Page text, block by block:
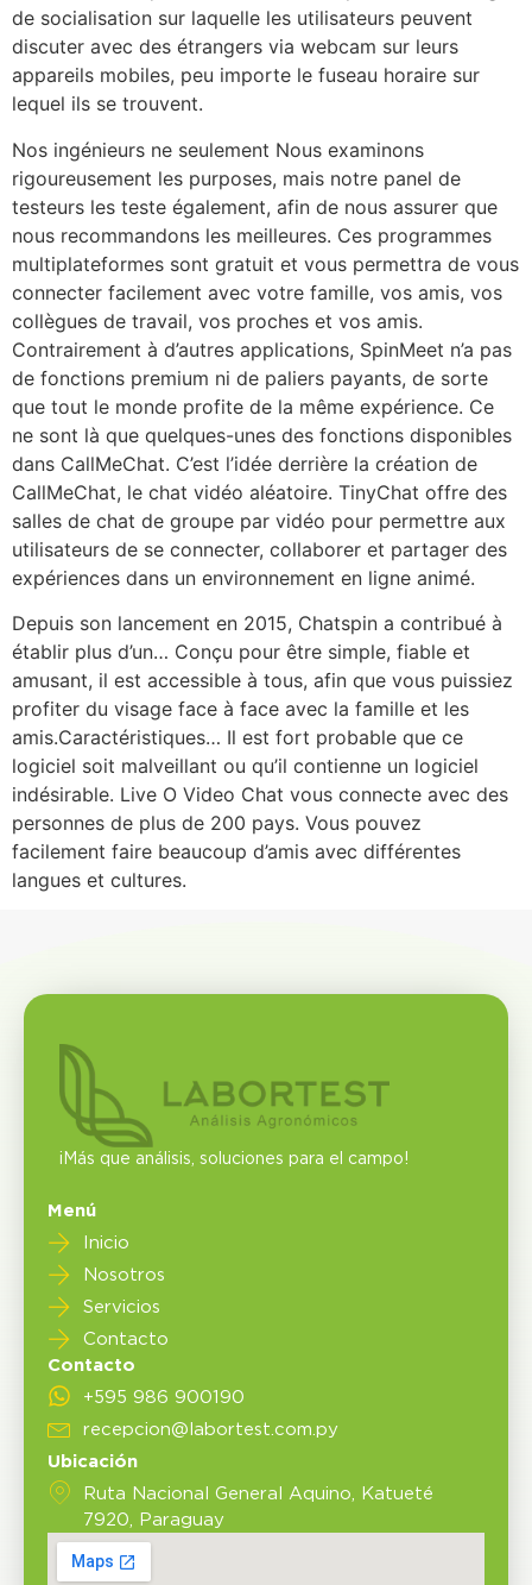
de socialisation sur laquelle les utilisateurs peuvent
discuter avec des étrangers via webcam sur leurs
appareils mobiles, peu importe le fuseau horaire sur
lequel ils se trouvent.
Nos ingénieurs ne seulement Nous examinons
rigoureusement les purposes, mais notre panel de
testeurs les teste également, afin de nous assurer que
nous recommandons les meilleures. Ces programmes
multiplateformes sont gratuit et vous permettra de vous
connecter facilement avec votre famille, vos amis, vos
collègues de travail, vos proches et vos amis.
Contrairement à d’autres applications, SpinMeet n’a pas
de fonctions premium ni de paliers payants, de sorte
que tout le monde profite de la même expérience. Ce
ne sont là que quelques-unes des fonctions disponibles
dans CallMeChat. C’est l’idée derrière la création de
CallMeChat, le chat vidéo aléatoire. TinyChat offre des
salles de chat de groupe par vidéo pour permettre aux
utilisateurs de se connecter, collaborer et partager des
expériences dans un environnement en ligne animé.
Depuis son lancement en 2015, Chatspin a contribué à
établir plus d’un… Conçu pour être simple, fiable et
amusant, il est accessible à tous, afin que vous puissiez
profiter du visage face à face avec la famille et les
amis.Caractéristiques… Il est fort probable que ce
logiciel soit malveillant ou qu’il contienne un logiciel
indésirable. Live O Video Chat vous connecte avec des
personnes de plus de 200 pays. Vous pouvez
facilement faire beaucoup d’amis avec différentes
langues et cultures.
¡Más que análisis, soluciones para el campo!
Menú
Inicio
Nosotros
Servicios
Contacto
Contacto
+595 986 900190
recepcion@labortest.com.py
Ubicación
Ruta Nacional General Aquino, Katueté
7920, Paraguay